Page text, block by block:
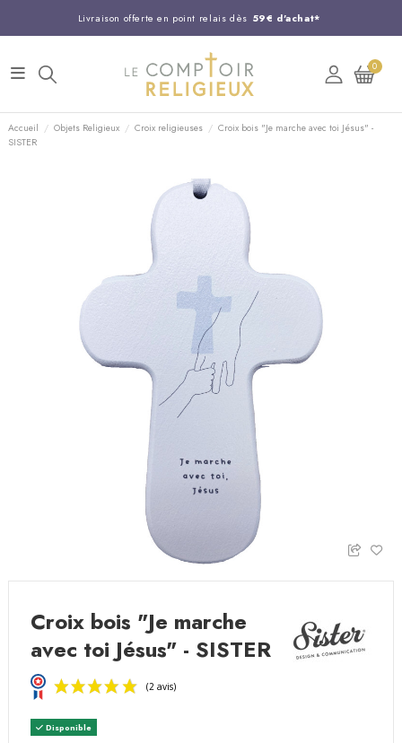
Livraison offerte en point relais dès 59€ d'achat*
Entreprise Française familiale
Support client disponible au 03 20 24 74 15
Commandez avant 14H, expédition le jour même !
0
Accueil Objets Religieux Croix religieuses
Croix bois "Je marche avec toi Jésus" -
SISTER
Croix bois "Je marche
avec toi Jésus" - SISTER
Disponible